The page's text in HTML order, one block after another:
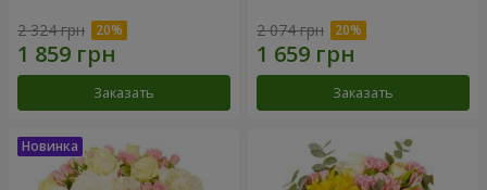
2 324 грн
Заказать
2 074 грн
Заказать